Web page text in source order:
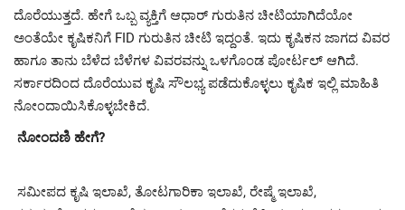
ದೊರೆಯುತ್ತದೆ. ಹೇಗೆ ಒಬ್ಬ ವ್ಯಕ್ತಿಗೆ ಆಧಾರ್ ಗುರುತಿನ ಚೀಟಿಯಾಗಿದೆಯೋ
ಅಂತೆಯೇ ಕೃಷಿಕನಿಗೆ FID ಗುರುತಿನ ಚೀಟಿ ಇದ್ದಂತೆ. ಇದು ಕೃಷಿಕನ ಜಾಗದ ವಿವರ
ಹಾಗೂ ತಾನು ಬೆಳೆದ ಬೆಳೆಗಳ ವಿವರವನ್ನು ಒಳಗೊಂಡ ಪೋರ್ಟಲ್ ಆಗಿದೆ.
ಸರ್ಕಾರದಿಂದ ದೊರೆಯುವ ಕೃಷಿ ಸೌಲಭ್ಯ ಪಡೆದುಕೊಳ್ಳಲು ಕೃಷಿಕ ಇಲ್ಲಿ ಮಾಹಿತಿ
ನೋಂದಾಯಿಸಿಕೊಳ್ಳಬೇಕಿದೆ.
ನೋಂದಣಿ ಹೇಗೆ?
ಸಮೀಪದ ಕೃಷಿ ಇಲಾಖೆ, ತೋಟಗಾರಿಕಾ ಇಲಾಖೆ, ರೇಷ್ಮೆ ಇಲಾಖೆ,